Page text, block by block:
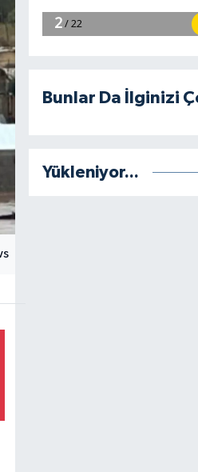
Bunlar Da İlginizi
Yükleniyor...